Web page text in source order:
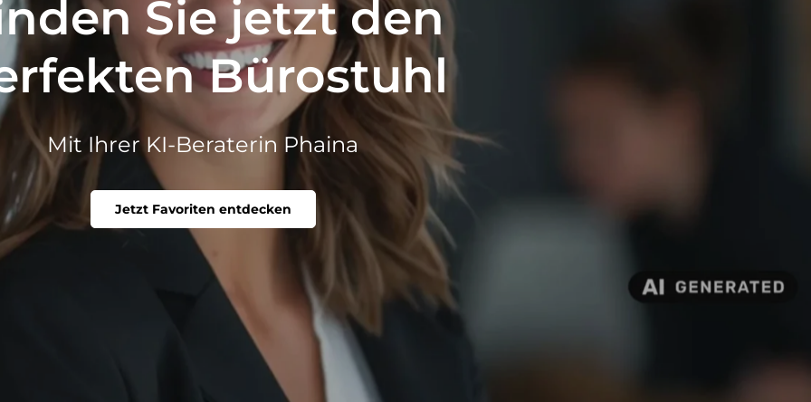
Sie jetzt den
Bürostuhl
Mit Ihrer KI-Beraterin Phaina
Jetzt Favoriten entdecken